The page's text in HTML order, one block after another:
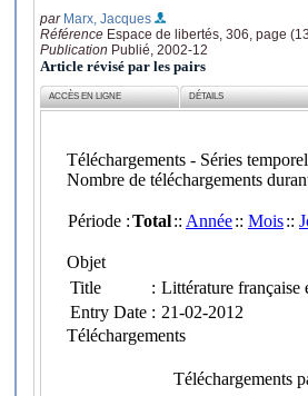
par Marx, Jacques
Référence Espace de libertés, 306, page
Publication Publié, 2002-12
Article révisé par les pairs
ACCÈS EN LIGNE DÉTAILS